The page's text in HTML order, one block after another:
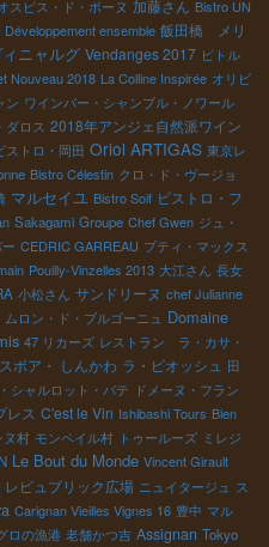
スピス・ド・ボーヌ 加藤さん Bistro UN
Développement ensemble 飯田橋 メリ
ニャルグ Vendanges 2017 ピトル
Nouveau 2018 La Colline Inspirée オリビ
ン ワインバー・シャンブル・ノワール
ダロス 2018年アンジェ自然派ワイン
ストロ・岡田 Oriol ARTIGAS 東京レ
Bistro Célestin クロ・ド・ヴージョ
マルセイユ Bistro Soif ビストロ・フ
Sakagami Groupe Chef Gwen ジュ・
CEDRIC GARREAU プティ・マックス
Pouilly-Vinzelles 2013 大江さん 長女
小松さん サンドリーヌ chef Julianne
ムロン・ド・ブルゴーニュ Domaine
47 リカーズ レストラン ラ・カサ・
ポア・ しんかわ ラ・ピオッシュ 田
シャルロット・バテ ドメーヌ・フラン
レス C'est le Vin Ishibashi Tours Bien
ヌ村 モンペイル村 トゥールーズ ミレジ
Le Bout du Monde Vincent Girault
レピュブリック広場 ニュイタージュ ス
Carignan Vieilles Vignes 16 豊中 マル
ロの漁港 老舗かつ吉 Assignan Tokyo